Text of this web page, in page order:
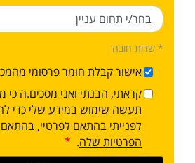
* שדות חובה
אישור קבלת חומר פרסומי
קראתי, הבנתי ואני מסכים.ה כי
תעשה שימוש במידע שלי כדי
לפנייתי בהתאם לפרטיי,
הפרטיות שלה.